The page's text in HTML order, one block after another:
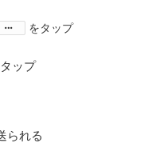
​をタップ
ップ
られる